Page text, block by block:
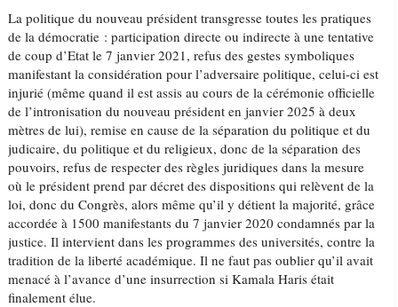
La politique du nouveau président transgresse toutes les pratiques
de la démocratie : participation directe ou indirecte à une tentative
de coup d’Etat le 7 janvier 2021, refus des gestes symboliques
manifestant la considération pour l’adversaire politique, celui-ci est
injurié (même quand il est assis au cours de la cérémonie officielle
de l’intronisation du nouveau président en janvier 2025 à deux
mètres de lui), remise en cause de la séparation du politique et du
judicaire, du politique et du religieux, donc de la séparation des
pouvoirs, refus de respecter des règles juridiques dans la mesure
où le président prend par décret des dispositions qui relèvent de la
loi, donc du Congrès, alors même qu’il y détient la majorité, grâce
accordée à 1500 manifestants du 7 janvier 2020 condamnés par la
justice. Il intervient dans les programmes des universités, contre la
tradition de la liberté académique. Il ne faut pas oublier qu’il avait
menacé à l’avance d’une insurrection si Kamala Haris était
finalement élue.